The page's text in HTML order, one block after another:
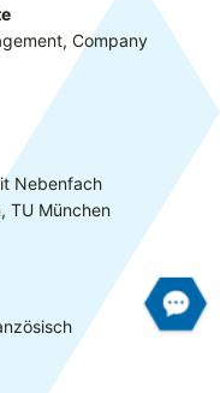
Company
Nebenfach
TU München